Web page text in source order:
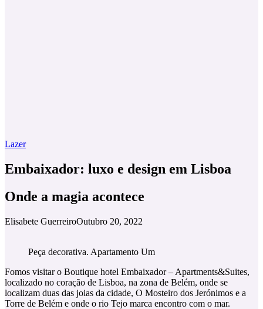
Lazer
Embaixador: luxo e design em Lisboa
Onde a magia acontece
Elisabete GuerreiroOutubro 20, 2022
Peça decorativa. Apartamento Um
Fomos visitar o Boutique hotel Embaixador – Apartments&Suites,
localizado no coração de Lisboa, na zona de Belém, onde se
localizam duas das joias da cidade, O Mosteiro dos Jerónimos e a
Torre de Belém e onde o rio Tejo marca encontro com o mar.